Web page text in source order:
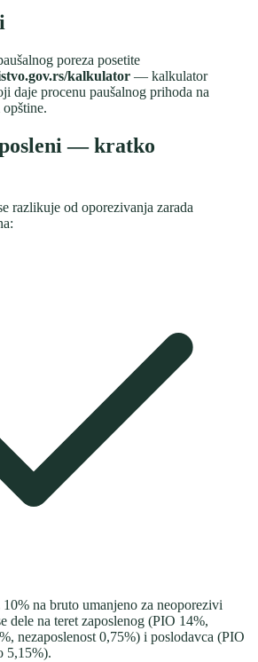
poreza posetite
kalkulator — kalkulator
daje procenu paušalnog prihoda na
— kratko
razlikuje od oporezivanja zarada
10% na bruto umanjeno za neoporezivi
dele na teret zaposlenog (PIO 14%,
nezaposlenost 0,75%) i poslodavca (PIO
5,15%).